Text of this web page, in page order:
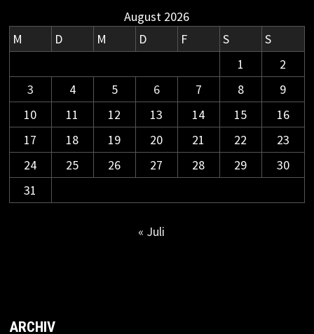
August 2026
M
D M D F S
S
1
2
3
4 5 6 7 8
9
10
11 12 13 14 15
16
17
18 19 20 21 22
23
24
25 26 27 28 29
30
31
« Juli
ARCHIV